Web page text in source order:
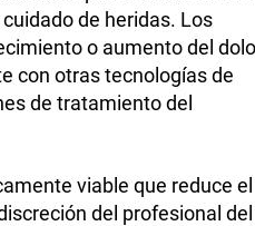
de heridas. Los
o aumento del
con otras tecnologías de
de tratamiento del
viable que reduce el
del profesional del